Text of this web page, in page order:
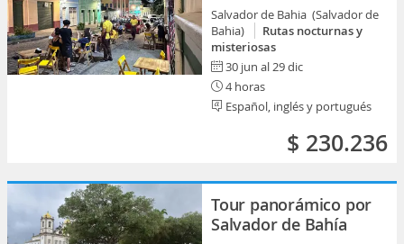
Salvador de Bahia (Salvador de
Bahia)
Rutas nocturnas y
misteriosas
30 jun al 29 dic
4 horas
Español, inglés y portugués
$ 230.236
Tour panorámico por
Salvador de Bahía